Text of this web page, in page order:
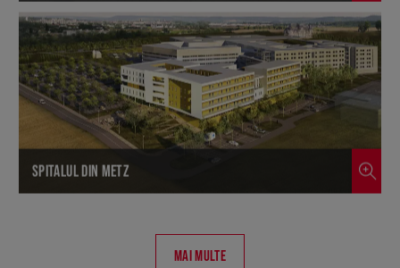
SPITALUL DIN METZ
MAI MULTE